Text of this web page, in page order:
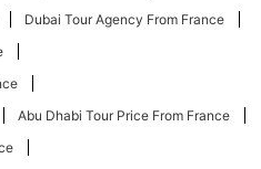
Dubai Tour Agency From France
Abu Dhabi Tour Price From France